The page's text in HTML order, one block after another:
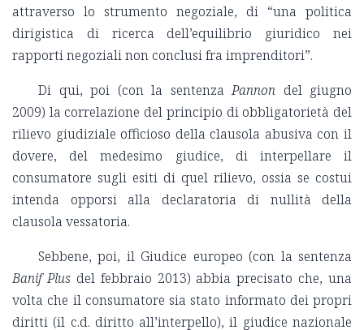
attraverso lo strumento negoziale, di “una politica
dirigistica di ricerca dell’equilibrio giuridico nei
rapporti negoziali non conclusi fra imprenditori”.
Di qui, poi (con la sentenzaPannon del giugno
2009) la correlazione del principio di obbligatorietà del
rilievo giudiziale officioso della clausola abusiva con il
dovere, del medesimo giudice, di interpellare il
consumatore sugli esiti di quel rilievo, ossia se costui
intenda opporsi alla declaratoria di nullità della
clausola vessatoria.
Sebbene, poi, il Giudice europeo (con la sentenza
Banif Plusdel febbraio 2013) abbia precisato che, una
volta che il consumatore sia stato informato dei propri
diritti (il c.d. diritto all’interpello), il giudice nazionale